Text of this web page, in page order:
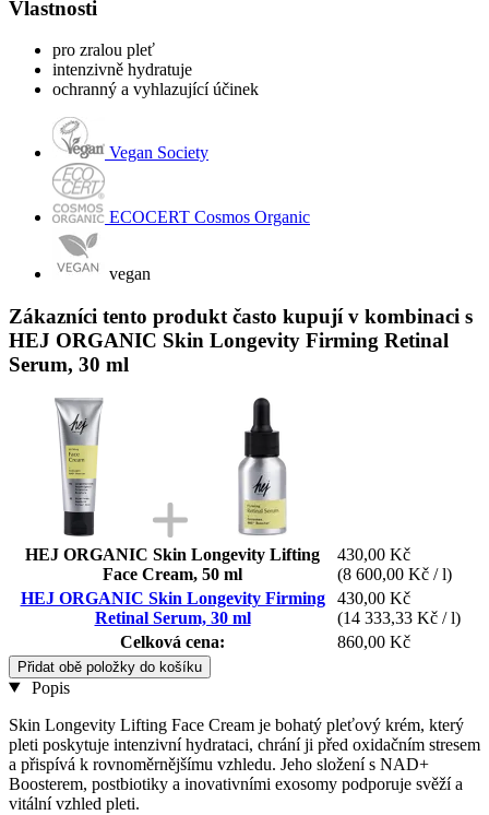
Vlastnosti
pro zralou pleť
intenzivně hydratuje
ochranný a vyhlazující účinek
Vegan Society
ECOCERT Cosmos Organic
vegan
Zákazníci tento produkt často kupují v kombinaci s
HEJ ORGANIC Skin Longevity Firming Retinal
Serum, 30 ml
HEJ ORGANIC Skin Longevity Lifting
Face Cream, 50 ml
430,00 Kč
(8 600,00 Kč / l)
HEJ ORGANIC Skin Longevity Firming
Retinal Serum, 30 ml
430,00 Kč
(14 333,33 Kč / l)
Celková cena:
860,00 Kč
Přidat obě položky do košíku
Popis
Skin Longevity Lifting Face Cream je bohatý pleťový krém, který
pleti poskytuje intenzivní hydrataci, chrání ji před oxidačním stresem
a přispívá k rovnoměrnějšímu vzhledu. Jeho složení s NAD+
Boosterem, postbiotiky a inovativními exosomy podporuje svěží a
vitální vzhled pleti.